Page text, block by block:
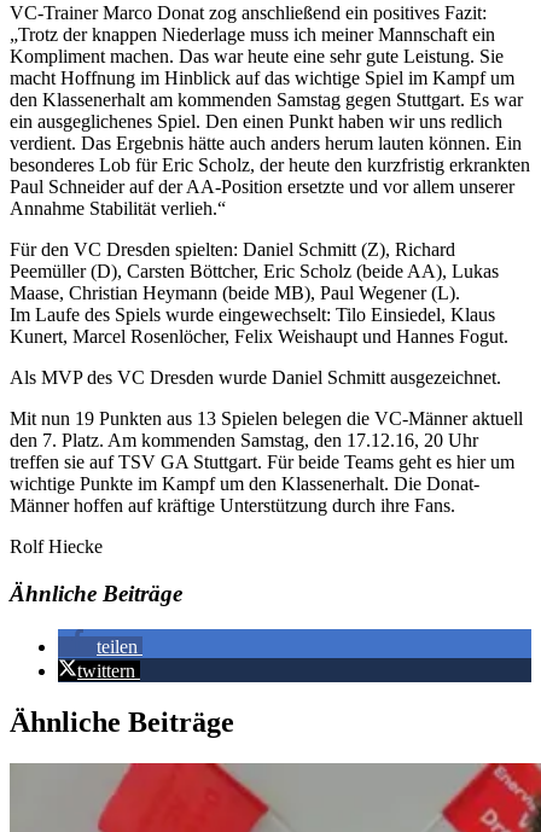
VC-Trainer Marco Donat zog anschließend ein positives Fazit:
„Trotz der knappen Niederlage muss ich meiner Mannschaft ein
Kompliment machen. Das war heute eine sehr gute Leistung. Sie
macht Hoffnung im Hinblick auf das wichtige Spiel im Kampf um
den Klassenerhalt am kommenden Samstag gegen Stuttgart. Es war
ein ausgeglichenes Spiel. Den einen Punkt haben wir uns redlich
verdient. Das Ergebnis hätte auch anders herum lauten können. Ein
besonderes Lob für Eric Scholz, der heute den kurzfristig erkrankten
Paul Schneider auf der AA-Position ersetzte und vor allem unserer
Annahme Stabilität verlieh.“
Für den VC Dresden spielten: Daniel Schmitt (Z), Richard
Peemüller (D), Carsten Böttcher, Eric Scholz (beide AA), Lukas
Maase, Christian Heymann (beide MB), Paul Wegener (L).
Im Laufe des Spiels wurde eingewechselt: Tilo Einsiedel, Klaus
Kunert, Marcel Rosenlöcher, Felix Weishaupt und Hannes Fogut.
Als MVP des VC Dresden wurde Daniel Schmitt ausgezeichnet.
Mit nun 19 Punkten aus 13 Spielen belegen die VC-Männer aktuell
den 7. Platz. Am kommenden Samstag, den 17.12.16, 20 Uhr
treffen sie auf TSV GA Stuttgart. Für beide Teams geht es hier um
wichtige Punkte im Kampf um den Klassenerhalt. Die Donat-
Männer hoffen auf kräftige Unterstützung durch ihre Fans.
Rolf Hiecke
Ähnliche Beiträge
teilen
twittern
Ähnliche Beiträge